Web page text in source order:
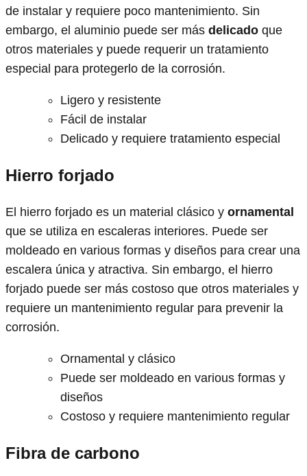
de instalar y requiere poco mantenimiento. Sin
embargo, el aluminio puede ser más delicado que
otros materiales y puede requerir un tratamiento
especial para protegerlo de la corrosión.
Ligero y resistente
Fácil de instalar
Delicado y requiere tratamiento especial
Hierro forjado
El hierro forjado es un material clásico y ornamental
que se utiliza en escaleras interiores. Puede ser
moldeado en various formas y diseños para crear una
escalera única y atractiva. Sin embargo, el hierro
forjado puede ser más costoso que otros materiales y
requiere un mantenimiento regular para prevenir la
corrosión.
Ornamental y clásico
Puede ser moldeado en various formas y
diseños
Costoso y requiere mantenimiento regular
Fibra de carbono